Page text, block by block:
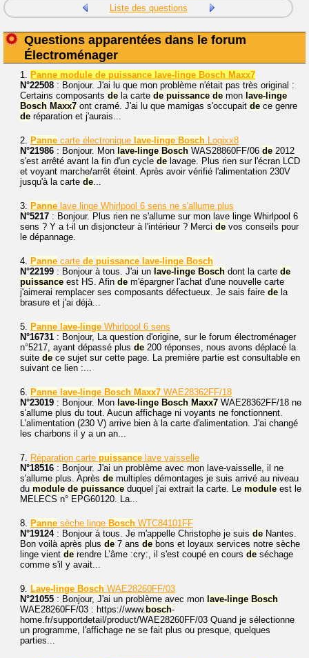
Liste des questions
Questions apparentées dans le forum
Électroménager
1.
Panne module de puissance lave-linge Bosch Maxx7
N°22508 : Bonjour. J'ai lu que mon problème n'était pas très original :
Certains composants de la carte de puissance de mon lave-linge
Bosch Maxx7 ont cramé. J'ai lu que mamigas s'occupait de ce genre
de réparation et j'aurais...
2. Panne carte électronique lave-linge Bosch Logixx8
N°21986 : Bonjour. Mon lave-linge Bosch WAS28860FF/06 de 2012
s'est arrêté avant la fin d'un cycle de lavage. Plus rien sur l'écran LCD
et voyant marche/arrêt éteint. Après avoir vérifié l'alimentation 230V
jusqu'à la carte de
3. Panne lave linge Whirlpool 6 sens ne s'allume plus
N°5217 : Bonjour. Plus rien ne s'allume sur mon lave linge Whirlpool 6
sens ? Y a t-il un disjoncteur à l'intérieur ? Merci de vos conseils pour
le dépannage.
4. Panne carte de puissance lave-linge Bosch
N°22199 : Bonjour à tous. J'ai un lave-linge Bosch dont la carte de
puissance est HS. Afin de m'épargner l'achat d'une nouvelle carte
j'aimerai remplacer ses composants défectueux. Je sais faire de la
brasure et j'ai déjà...
5. Panne lave-linge Whirlpool 6 sens
N°16731 : Bonjour, La question d'origine, sur le forum électroménager
n°5217, ayant dépassé plus de 200 réponses, nous avons déplacé la
suite de ce sujet sur cette page. La première partie est consultable en
suivant ce lien :...
6. Panne lave-linge Bosch Maxx7 WAE28362FF/18
N°23019 : Bonjour. Mon lave-linge Bosch Maxx7 WAE28362FF/18 ne
s'allume plus du tout. Aucun affichage ni voyants ne fonctionnent.
L'alimentation (230 V) arrive bien à la carte d'alimentation. J'ai changé
les charbons il y a un an...
7. Réparation carte puissance lave vaisselle
N°18516 : Bonjour. J'ai un problème avec mon lave-vaisselle, il ne
s'allume plus. Après de multiples démontages je suis arrivé au niveau
du module de puissance duquel j'ai extrait la carte. Le module est le
MELECS n° EPG60120. La...
8. Panne sèche linge Bosch WTC84101FF
N°19124: Bonjour à tous. Je m'appelle Christophe je suis de Nantes.
Bon voilà après plus de 7 ans de bons et loyaux services notre sèche
linge vient de rendre L’âme :cry:, il s'est coupé en cours de séchage
comme s'il y avait...
9. Lave-linge Bosch WAE28260FF/03
N°21055 : Bonjour, J'ai un problème avec mon lave-linge Bosch
WAE28260FF/03 : https://www. bosch-
home.fr/supportdetail/product/WAE28260FF/03 Quand je sélectionne
un programme, l'affichage ne se fait plus ou presque, quelques
parties...